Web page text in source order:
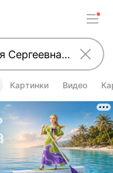
Картинки Видео